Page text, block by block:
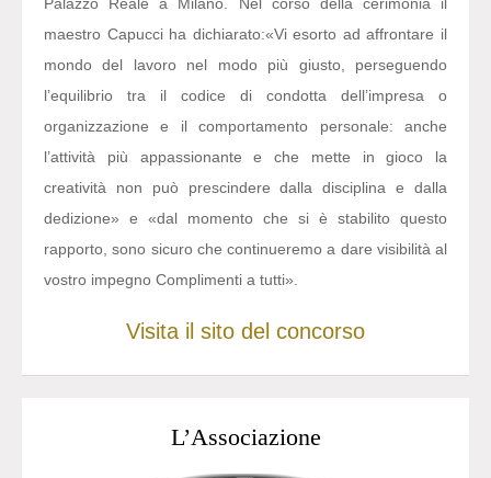
Palazzo Reale a Milano. Nel corso della cerimonia il
maestro Capucci ha dichiarato:«Vi esorto ad affrontare il
mondo del lavoro nel modo più giusto, perseguendo
l’equilibrio tra il codice di condotta dell’impresa o
organizzazione e il comportamento personale: anche
l’attività più appassionante e che mette in gioco la
creatività non può prescindere dalla disciplina e dalla
dedizione» e «dal momento che si è stabilito questo
rapporto, sono sicuro che continueremo a dare visibilità al
vostro impegno Complimenti a tutti».
Visita il sito del concorso
L’Associazione